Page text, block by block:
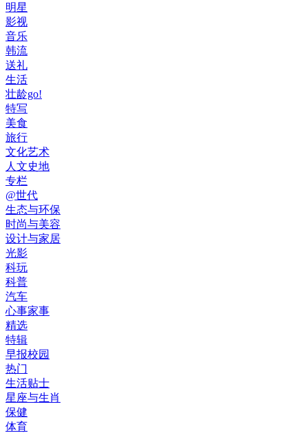
明星
影视
音乐
韩流
送礼
生活
壮龄go!
特写
美食
旅行
文化艺术
人文史地
专栏
@世代
生态与环保
时尚与美容
设计与家居
光影
科玩
科普
汽车
心事家事
精选
特辑
早报校园
热门
生活贴士
星座与生肖
保健
体育